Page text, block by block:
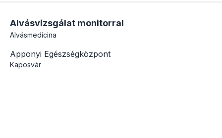
Alvásvizsgálat monitorral
Alvásmedicina
Apponyi Egészségközpont
Kaposvár